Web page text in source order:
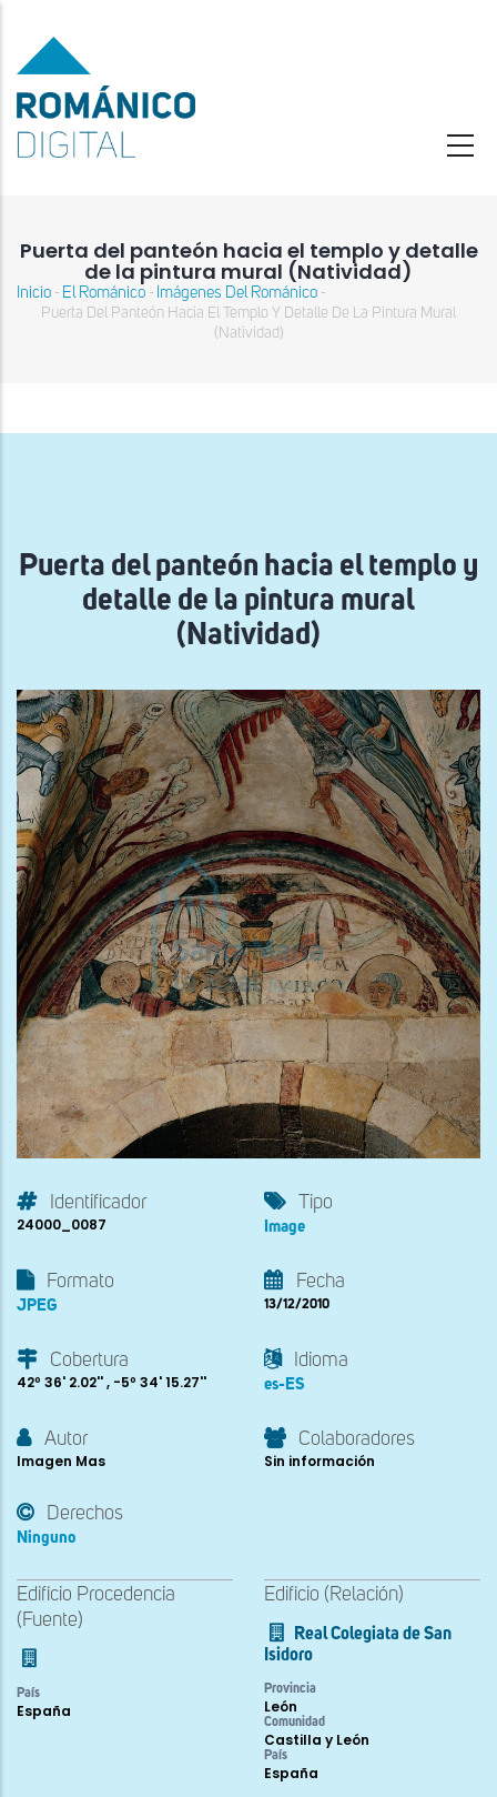
contenido
principal
Puerta del panteón hacia el templo y detalle
de la pintura mural (Natividad)
Sobrescribir
a
Inicio - El Románico - Imágenes Del Románico -
Puerta Del Panteón Hacia El Templo Y Detalle De La Pintura Mural
(Natividad)
Puerta del panteón hacia el templo y
detalle de la pintura mural
(Natividad)
Identificador
24000_0087
Tipo
Image
Formato
JPEG
Fecha
13/12/2010
Cobertura
42º 36' 2.02'' , -5º 34' 15.27''
Idioma
es-ES
Autor
Imagen Mas
Colaboradores
Sin información
Derechos
Ninguno
Edificio Procedencia
(Fuente)
País
España
Edificio (Relación)
Real Colegiata de San
Isidoro
Provincia
León
Comunidad
Castilla y León
País
España